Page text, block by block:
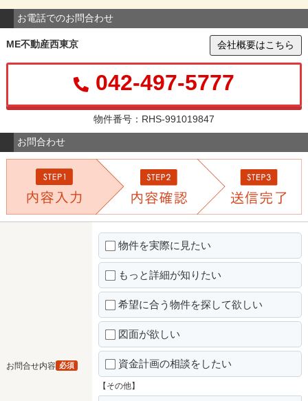
お電話でのお問合わせ
ME不動産西東京 会社概要はこちら
042-497-5777
物件番号：RHS-991019847
お問合わせ
お問合せ内容 必須
物件を実際に見たい
もっと詳細が知りたい
希望に合う物件を探して欲しい
図面が欲しい
資金計画の相談をしたい
【その他】